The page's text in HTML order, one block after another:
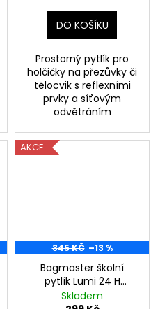
DO KOŠÍKU
Prostorný pytlík pro
holčičky na přezůvky či
tělocvik s reflexními
prvky a síťovým
odvětráním
AKCE
345 KČ –13 %
Bagmaster školní
pytlík Lumi 24 H
medvídek růžový
Skladem